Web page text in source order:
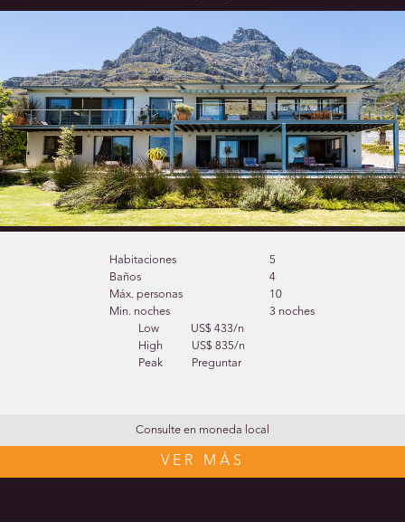
Habitaciones
5
Baños
4
Máx. personas
10
Min. noches
3 noches
Low
US$ 433/n
High
US$ 835/n
Peak
Preguntar
Consulte en moneda local
VER MÁS